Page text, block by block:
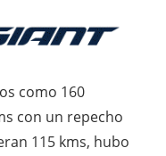
como 160
con un repecho
115 kms, hubo